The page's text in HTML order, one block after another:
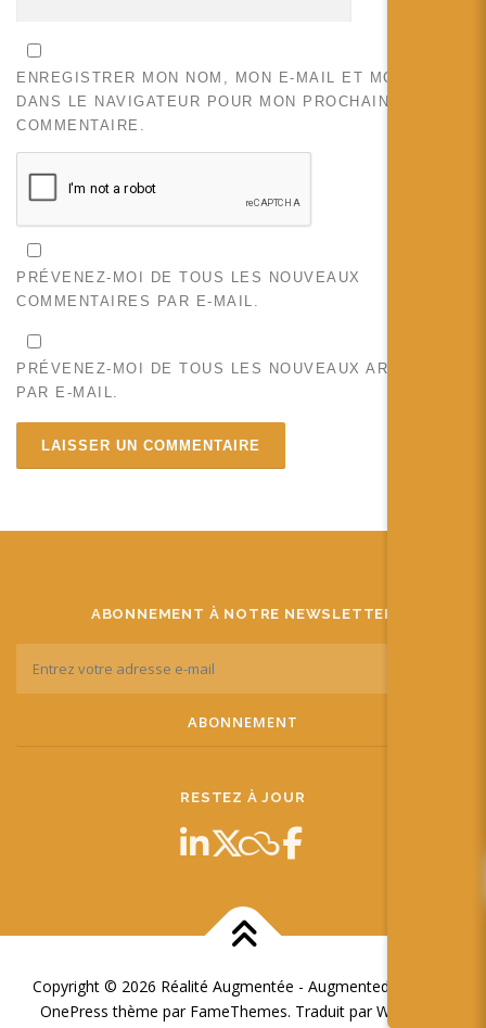
ENREGISTRER MON NOM, MON E-MAIL ET MON SITE
DANS LE NAVIGATEUR POUR MON PROCHAIN
COMMENTAIRE.
PRÉVENEZ-MOI DE TOUS LES NOUVEAUX
COMMENTAIRES PAR E-MAIL.
PRÉVENEZ-MOI DE TOUS LES NOUVEAUX ARTICLES
PAR E-MAIL.
ABONNEMENT À NOTRE NEWSLETTER
RESTEZ À JOUR
Copyright © 2026 Réalité Augmentée - Augmented Reality
OnePress thème par FameThemes. Traduit par Wp Trads.